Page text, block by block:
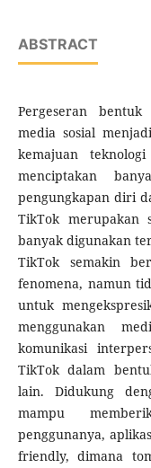
ABSTRACT
Pergeseran
media sosial
kemajuan
menciptakan
pengungkapan diri
TikTok merupakan
banyak digunakan
TikTok semakin
fenomena, namun
untuk
menggunakan
komunikasi
TikTok dalam
lain. Didukung
mampu
penggunanya,
friendly, dimana